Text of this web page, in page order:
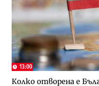
13:00
Колко отворена е